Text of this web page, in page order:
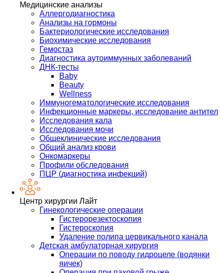
Медицинские анализы
Аллергодиагностика
Анализы на гормоны
Бактериологические исследования
Биохимические исследования
Гемостаз
Диагностика аутоиммунных заболеваний
ДНК-тесты
Baby
Beauty
Wellness
Иммуногематологические исследования
Инфекционные маркеры, исследование антител
Исследования кала
Исследования мочи
Общеклинические исследования
Общий анализ крови
Онкомаркеры
Профили обследования
ПЦР (диагностика инфекций)
Центр хирургии Лайт
Гинекологические операции
Гистерорезектоскопия
Гистероскопия
Удаление полипа цервикального канала
Детская амбулаторная хирургия
Операции по поводу гидроцеле (водянки
яичек)